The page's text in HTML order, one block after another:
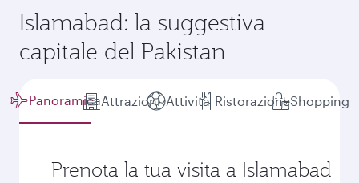
Islamabad: la suggestiva
capitale del Pakistan
PanoramicaAttrazioni Attività RistorazioneShopping
Prenota la tua visita a Islamabad